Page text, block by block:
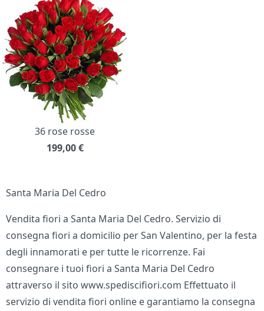
36 rose rosse
199,00 €
Santa Maria Del Cedro
Vendita fiori a Santa Maria Del Cedro. Servizio di
consegna fiori a domicilio per San Valentino, per la festa
degli innamorati e per tutte le ricorrenze. Fai
consegnare i tuoi fiori a Santa Maria Del Cedro
attraverso il sito www.spediscifiori.com Effettuato il
servizio di vendita fiori online e garantiamo la consegna